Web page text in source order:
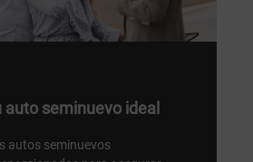
auto seminuevo ideal
autos seminuevos